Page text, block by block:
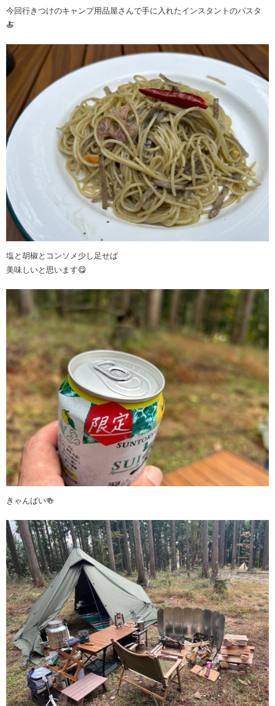
今回行きつけのキャンプ用品屋さんで手に入れたインスタントのパスタ
🍝
塩と胡椒とコンソメ少し足せば
美味しいと思います😋
きゃんぱい🍻